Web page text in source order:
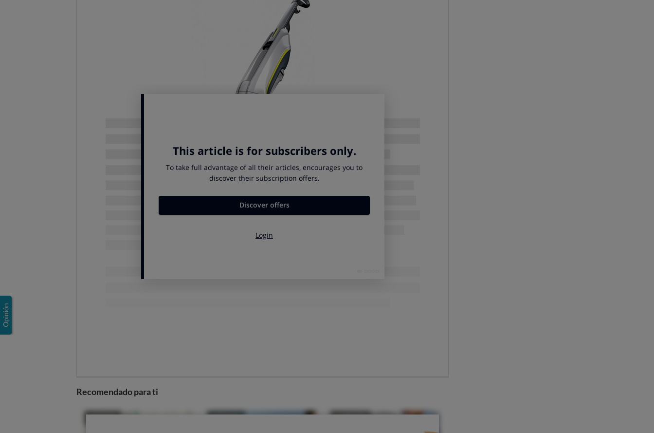
Antes de elegir el tipo de aspirador que te interesa, conviene responder algunas cuestiones:
¿Tienes que limpiar una casa grande?
¿Con qué frecuencia limpias la casa?
¿Eres alérgico al polvo (o hay alguien en tu casa que lo sea)?
Es el aspirador más común, "el de toda la
termina en una
Recomendado para ti